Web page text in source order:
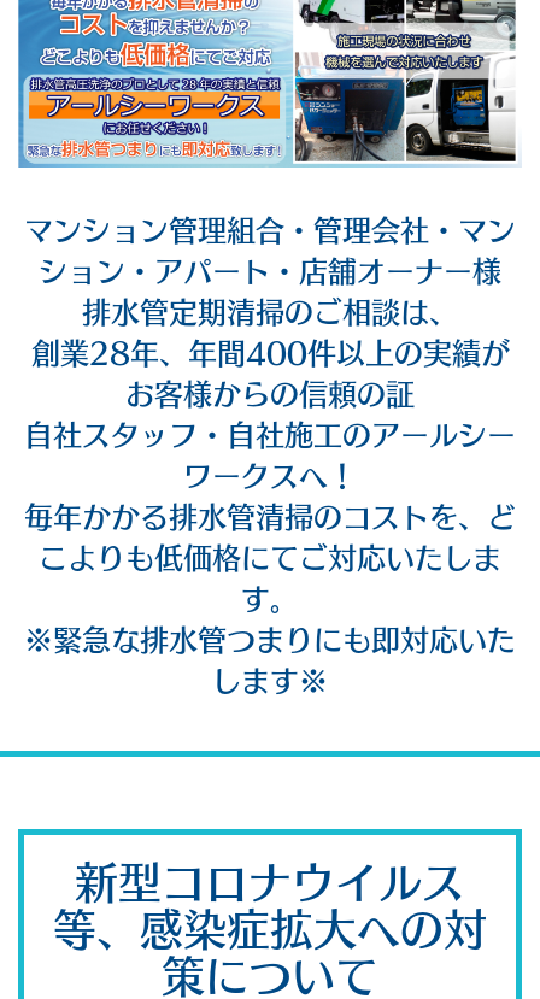
マンション管理組合・管理会社・マン
ション・アパート・店舗オーナー様
排水管定期清掃のご相談は、
創業28年、年間400件以上の実績が
お客様からの信頼の証
自社スタッフ・自社施工のアールシー
ワークスへ！
毎年かかる排水管清掃のコストを、ど
こよりも低価格にてご対応いたしま
す。
※緊急な排水管つまりにも即対応いた
します※
新型コロナウイルス
等、感染症拡大への対
策について